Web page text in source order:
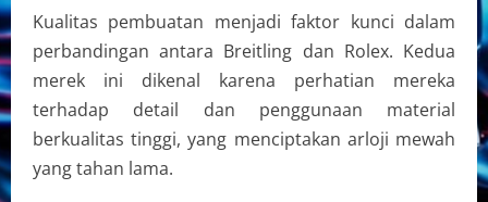
Kualitas pembuatan menjadi faktor kunci dalam
perbandingan antara Breitling dan Rolex. Kedua
merek ini dikenal karena perhatian mereka
terhadap detail dan penggunaan material
berkualitas tinggi, yang menciptakan arloji mewah
yang tahan lama.